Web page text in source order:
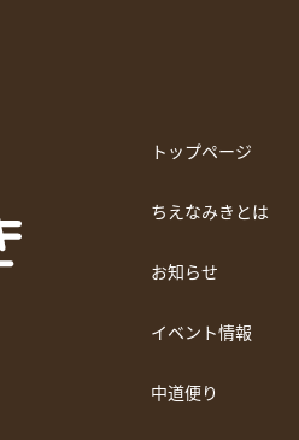
トップページ
ちえなみきとは
お知らせ
イベント情報
中道便り